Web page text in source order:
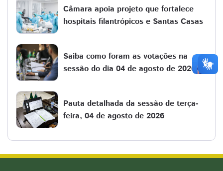
Câmara apoia projeto que fortalece
hospitais filantrópicos e Santas Casas
Saiba como foram as votações na
sessão do dia 04 de agosto de 2026
Pauta detalhada da sessão de terça-
feira, 04 de agosto de 2026